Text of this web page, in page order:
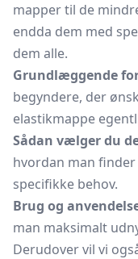
mapper til de
endda dem med
dem alle.
Grundlæggende
begyndere, der
elastikmappe
Sådan vælger du
hvordan man
specifikke behov.
Brug og
man maksimalt
Derudover vil vi